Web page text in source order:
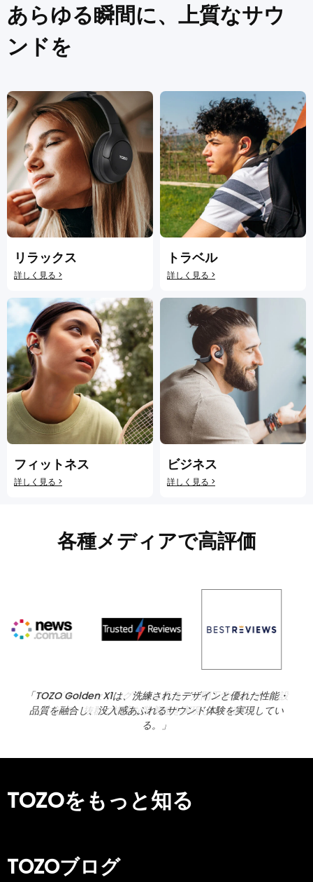
あらゆる瞬間に、上質なサウ
ンドを
リラックス
詳しく見る >
トラベル
詳しく見る >
フィットネス
詳しく見る >
ビジネス
詳しく見る >
各種メディアで高評価
「ノイズキャンセリング性能は秀逸。人間工学に基づいた設
計で、抜群に快適な装着感を実現している。」
TOZOをもっと知る
TOZOブログ